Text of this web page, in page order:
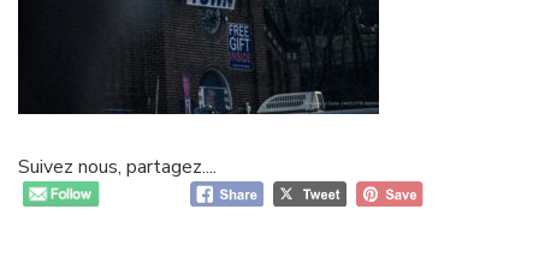
Suivez nous, partagez....